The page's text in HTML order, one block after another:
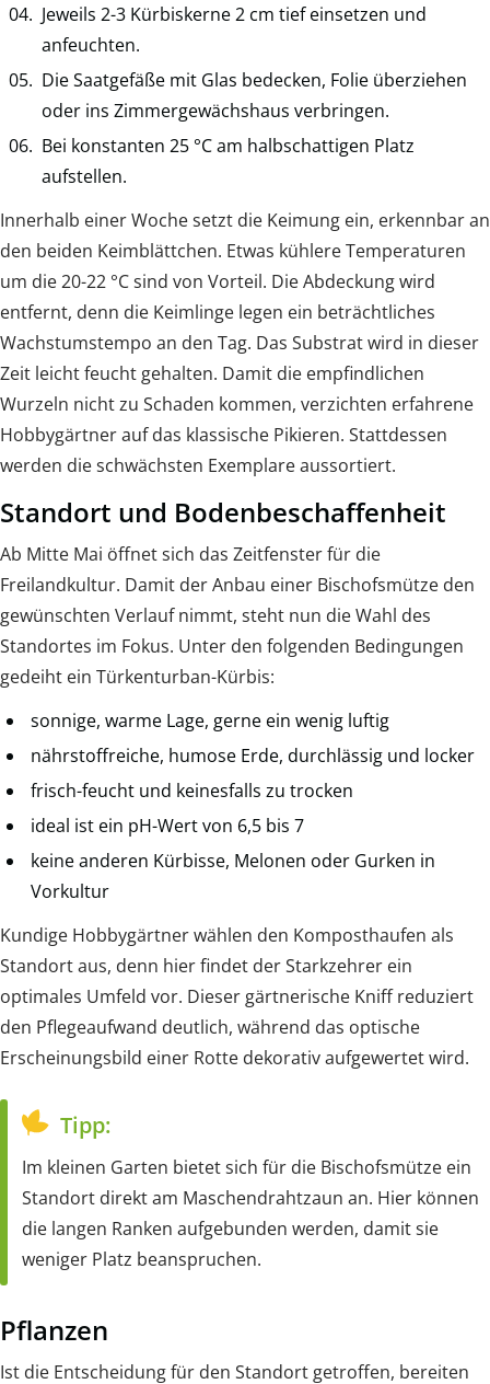
Jeweils 2-3 Kürbiskerne 2 cm tief einsetzen und
anfeuchten.
Die Saatgefäße mit Glas bedecken, Folie überziehen
oder ins Zimmergewächshaus verbringen.
Bei konstanten 25 °C am halbschattigen Platz
aufstellen.
Innerhalb einer Woche setzt die Keimung ein, erkennbar an
den beiden Keimblättchen. Etwas kühlere Temperaturen
um die 20-22 °C sind von Vorteil. Die Abdeckung wird
entfernt, denn die Keimlinge legen ein beträchtliches
Wachstumstempo an den Tag. Das Substrat wird in dieser
Zeit leicht feucht gehalten. Damit die empfindlichen
Wurzeln nicht zu Schaden kommen, verzichten erfahrene
Hobbygärtner auf das klassische Pikieren. Stattdessen
werden die schwächsten Exemplare aussortiert.
Standort und Bodenbeschaffenheit
Ab Mitte Mai öffnet sich das Zeitfenster für die
Freilandkultur. Damit der Anbau einer Bischofsmütze den
gewünschten Verlauf nimmt, steht nun die Wahl des
Standortes im Fokus. Unter den folgenden Bedingungen
gedeiht ein Türkenturban-Kürbis:
sonnige, warme Lage, gerne ein wenig luftig
nährstoffreiche, humose Erde, durchlässig und locker
frisch-feucht und keinesfalls zu trocken
ideal ist ein pH-Wert von 6,5 bis 7
keine anderen Kürbisse, Melonen oder Gurken in
Vorkultur
Kundige Hobbygärtner wählen den Komposthaufen als
Standort aus, denn hier findet der Starkzehrer ein
optimales Umfeld vor. Dieser gärtnerische Kniff reduziert
den Pflegeaufwand deutlich, während das optische
Erscheinungsbild einer Rotte dekorativ aufgewertet wird.
Tipp:
Im kleinen Garten bietet sich für die Bischofsmütze ein
Standort direkt am Maschendrahtzaun an. Hier können
die langen Ranken aufgebunden werden, damit sie
weniger Platz beanspruchen.
Pflanzen
Ist die Entscheidung für den Standort getroffen, bereiten